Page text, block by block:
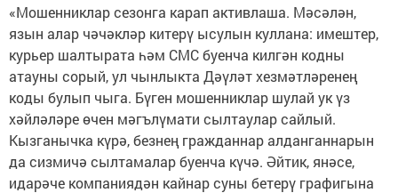
«Мошенниклар сезонга карап активлаша. Мәсәлән,
язын алар чәчәкләр китерү ысулын куллана: имештер,
курьер шалтырата һәм СМС буенча килгән кодны
атауны сорый, ул чынлыкта Дәүләт хезмәтләренең
коды булып чыга. Бүген мошенниклар шулай ук үз
хәйләләре өчен мәгълүмати сылтаулар сайлый.
Кызганычка күрә, безнең гражданнар алданганнарын
да сизмичә сылтамалар буенча күчә. Әйтик, янәсе,
идарәче компаниядән кайнар суны бетерү графигына